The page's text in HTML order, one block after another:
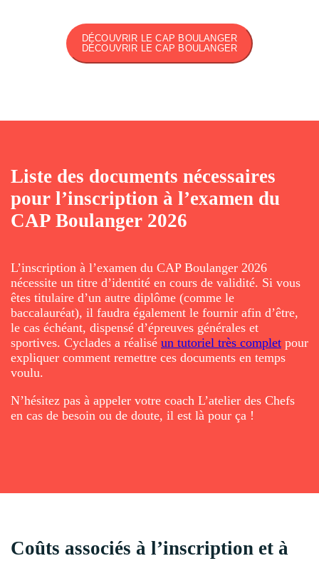
DÉCOUVRIR LE CAP BOULANGER
DÉCOUVRIR LE CAP BOULANGER
Liste des documents nécessaires
pour l’inscription à l’examen du
CAP Boulanger 2026
L’inscription à l’examen du CAP Boulanger 2026
nécessite un titre d’identité en cours de validité. Si vous
êtes titulaire d’un autre diplôme (comme le
baccalauréat), il faudra également le fournir afin d’être,
le cas échéant, dispensé d’épreuves générales et
sportives. Cyclades a réalisé un tutoriel très complet pour
expliquer comment remettre ces documents en temps
voulu.
N’hésitez pas à appeler votre coach L’atelier des Chefs
en cas de besoin ou de doute, il est là pour ça !
Coûts associés à l’inscription et à